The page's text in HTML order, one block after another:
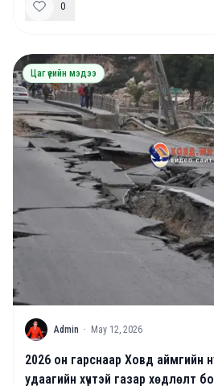
0
Цаг үеийн мэдээ
A Admin · May 12, 2026
2026 он гарснаар Ховд аймгийн
удаагийн хүчтэй газар хөдлөлт